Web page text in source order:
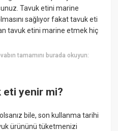
Tavuk etini marine
sağlıyor fakat tavuk eti
tavuk etini marine etmek hiç
tamamını burada okuyun:
eti yenir mi?
bile, son kullanma tarihi
ürününü tüketmenizi